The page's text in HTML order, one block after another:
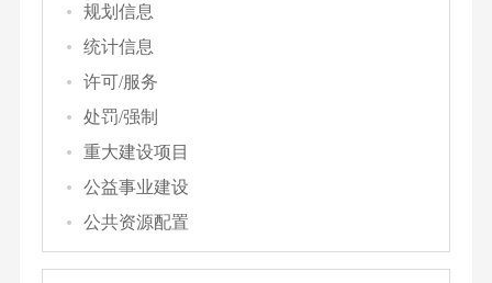
规划信息
统计信息
许可/服务
处罚/强制
重大建设项目
公益事业建设
公共资源配置